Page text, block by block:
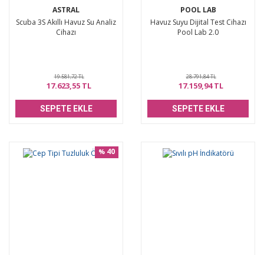
ASTRAL
Scuba 3S Akıllı Havuz Su Analiz
Cihazı
19.581,72 TL
17.623,55 TL
SEPETE EKLE
POOL LAB
Havuz Suyu Dijital Test Cihazı
Pool Lab 2.0
28.791,84 TL
17.159,94 TL
SEPETE EKLE
% 40